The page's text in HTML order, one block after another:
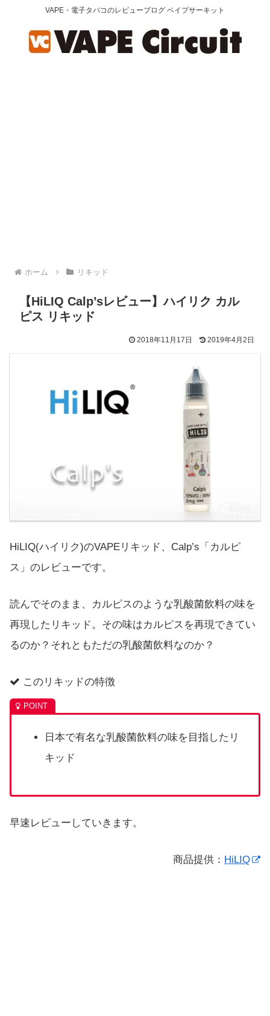
VAPE・電子タバコのレビューブログ ベイプサーキット
ホーム リキッド
【HiLIQ Calp’sレビュー】ハイリク カル
ピス リキッド
2018年11月17日 2019年4月2日
HiLIQ(ハイリク)のVAPEリキッド、Calp’s「カルピ
ス」のレビューです。
読んでそのまま、カルピスのような乳酸菌飲料の味を
再現したリキッド。その味はカルピスを再現できてい
るのか？それともただの乳酸菌飲料なのか？
このリキッドの特徴
日本で有名な乳酸菌飲料の味を目指したリ
キッド
早速レビューしていきます。
商品提供： HiLIQ